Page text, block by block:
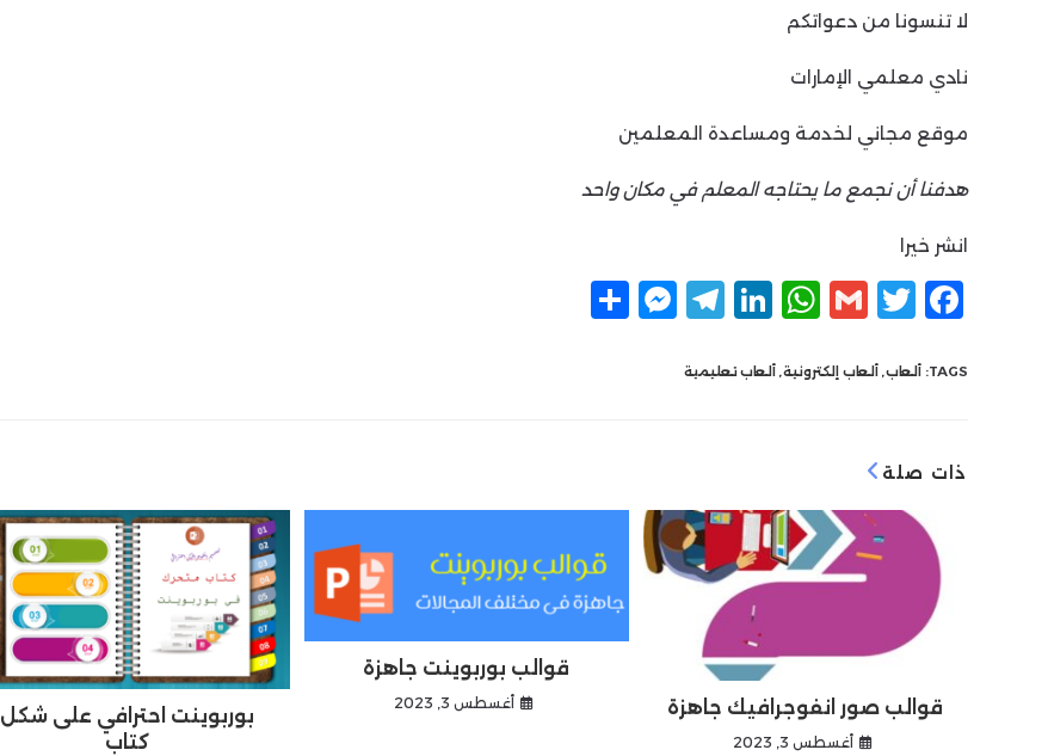
لا تنسونا من دعواتكم
نادي معلمي الإمارات
موقع مجاني لخدمة ومساعدة المعلمين
هدفنا أن نجمع ما يحتاجه المعلم في مكان واحد
انشر خيرا
F
c
b
o
o
T
itt
G
ai
W
at
p
Li
k
T
e
M
TAGS: ألعاب, ألعاب إلكترونية, ألعاب تعليمية
ذات صلة
بوربوينت احترافي على شكل
كتاب
قوالب بوربوينت جاهزة
أغسطس 3, 2023 قوالب صور انفوجرافيك جاهزة
أغسطس 3, 2023